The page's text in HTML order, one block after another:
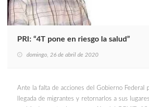
PRI: “4T pone en riesgo la salud”
domingo, 26 de abril de 2020
Ante la falta de acciones del Gobierno Federal
llegada de migrantes y retornarlos a sus